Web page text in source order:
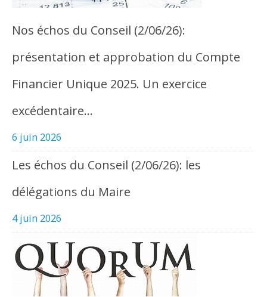
Nos échos du Conseil (2/06/26):
présentation et approbation du Compte
Financier Unique 2025. Un exercice
excédentaire…
6 juin 2026
Les échos du Conseil (2/06/26): les
délégations du Maire
4 juin 2026